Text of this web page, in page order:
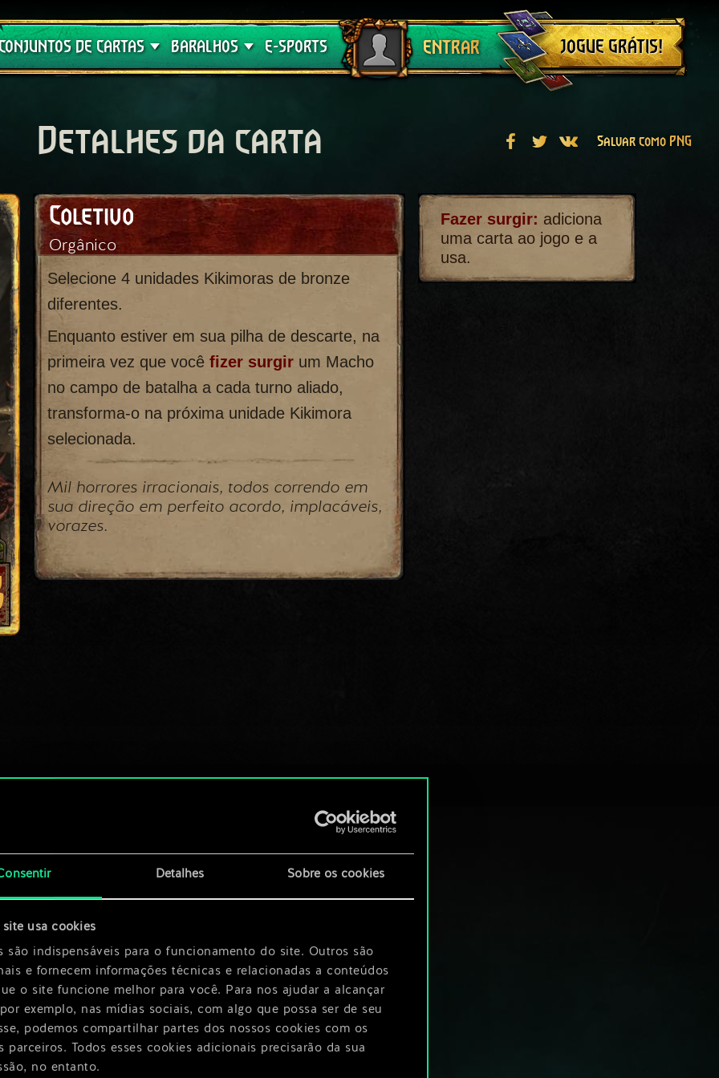
Detalhes Sobre os cookies
site usa cookies
são indispensáveis para o funcionamento do site. Outros são
e fornecem informações técnicas e relacionadas a conteúdos
o site funcione melhor para você. Para nos ajudar a alcançar
exemplo, nas mídias sociais, com algo que possa ser de seu
podemos compartilhar partes dos nossos cookies com os
parceiros. Todos esses cookies adicionais precisarão da sua
no entanto.
DE CARTAS
Curse
BARALHOS
Guia de Baralhos
E-SPORTS ENTRAR
Sair
JOGUE GRÁTIS!
Detalhes da carta Salvar como PNG
Coletivo
Orgânico
Selecione 4 unidades Kikimoras de bronze
diferentes.
Enquanto estiver em sua pilha de descarte, na
primeira vez que você fizer surgirum Macho
no campo de batalha a cada turno aliado,
transforma-o na próxima unidade Kikimora
selecionada.
Mil horrores irracionais, todos correndo em
sua direção em perfeito acordo, implacáveis,
vorazes.
Fazer surgir: adiciona
uma carta ao jogo e a
usa.